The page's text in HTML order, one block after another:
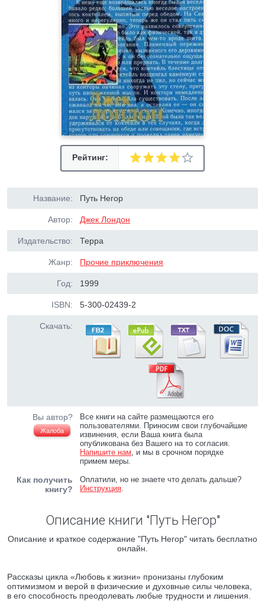
Рейтинг:
Название: Путь Негор
Автор: Джек Лондон
Издательство: Терра
Жанр: Прочие приключения
Год: 1999
ISBN: 5-300-02439-2
Скачать:
Вы автор?
Жалоба
Все книги на сайте размещаются его
пользователями. Приносим свои глубочайшие
извинения, если Ваша книга была
опубликована без Вашего на то согласия.
Напишите нам, и мы в срочном порядке
примем меры.
Как получить
книгу?
Оплатили, но не знаете что делать дальше?
Инструкция.
Описание книги "Путь Негор"
Описание и краткое содержание "Путь Негор" читать бесплатно
онлайн.
Рассказы цикла «Любовь к жизни» пронизаны глубоким
оптимизмом и верой в физические и духовные силы человека,
в его способность преодолевать любые трудности и лишения.